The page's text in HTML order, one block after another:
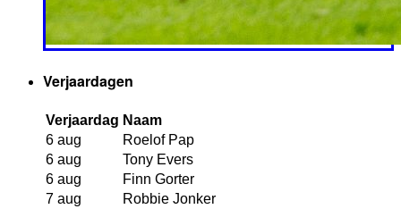
Verjaardagen
Verjaardag Naam
6 aug
Roelof Pap
6 aug
Tony Evers
6 aug
Finn Gorter
7 aug
Robbie Jonker